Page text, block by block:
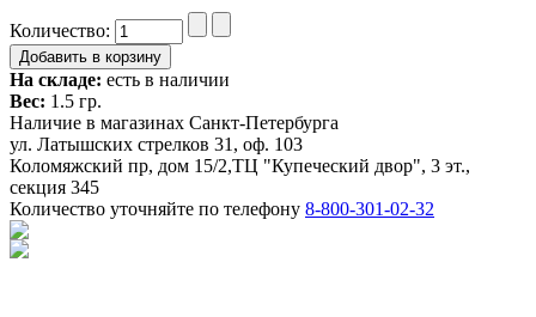
Количество:
На складе: есть в наличии
Вес: 1.5 гр.
Наличие в магазинах Санкт-Петербурга
ул. Латышских стрелков 31, оф. 103
Коломяжский пр, дом 15/2,ТЦ "Купеческий двор", 3 эт.,
секция 345
Количество уточняйте по телефону 8-800-301-02-32